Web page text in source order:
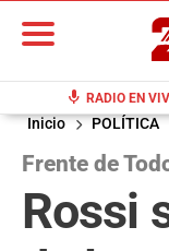
mic RADIO EN
Inicio POLÍTICA
Frente de
Rossi